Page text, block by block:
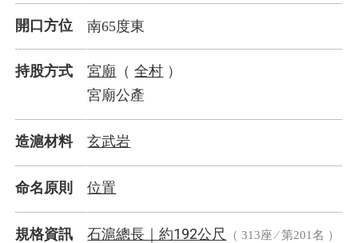
開口方位 南65度東
持股方式 宮廟 （全村 ）
宮廟公產
造滬材料 玄武岩
命名原則 位置
規格資訊 石滬總長｜約192公尺 （ 313座 ⁄ 第201名 ）